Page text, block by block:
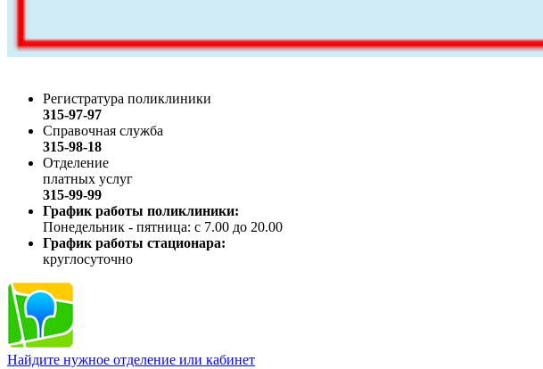
Регистратура поликлиники
315-97-97
Справочная служба
315-98-18
Отделение
платных услуг
315-99-99
График работы поликлиники:
Понедельник - пятница: с 7.00 до 20.00
График работы стационара:
круглосуточно
Найдите нужное отделение или кабинет